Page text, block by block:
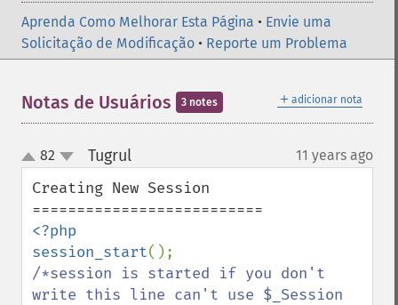
Aprenda Como Melhorar Esta Página • Envie uma
Solicitação de Modificação • Reporte um Problema
＋ adicionar nota
Notas de Usuários 3 notes
up
down
82 Tugrul¶ 11 years ago
Creating New Session
<?php
session_start
/*session is started if you don't
write this line can't use $_Session